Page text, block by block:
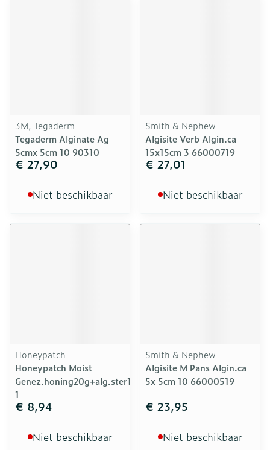
3M, Tegaderm
Tegaderm Alginate Ag
5cmx 5cm 10 90310
€ 27,90
Niet beschikbaar
Smith & Nephew
Algisite Verb Algin.ca
15x15cm 3 66000719
€ 27,01
Niet beschikbaar
Honeypatch
Honeypatch Moist
Genez.honing20g+alg.ster10x10cm
1
€ 8,94
Niet beschikbaar
Smith & Nephew
Algisite M Pans Algin.ca
5x 5cm 10 66000519
€ 23,95
Niet beschikbaar